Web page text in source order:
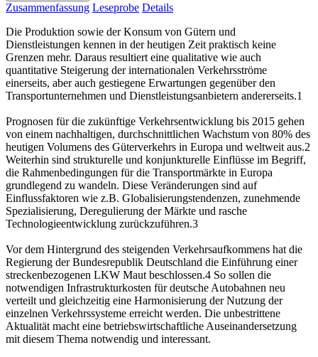
Zusammenfassung Leseprobe Details
Die Produktion sowie der Konsum von Gütern und
Dienstleistungen kennen in der heutigen Zeit praktisch keine
Grenzen mehr. Daraus resultiert eine qualitative wie auch
quantitative Steigerung der internationalen Verkehrsströme
einerseits, aber auch gestiegene Erwartungen gegenüber den
Transportunternehmen und Dienstleistungsanbietern andererseits.1
Prognosen für die zukünftige Verkehrsentwicklung bis 2015 gehen
von einem nachhaltigen, durchschnittlichen Wachstum von 80% des
heutigen Volumens des Güterverkehrs in Europa und weltweit aus.2
Weiterhin sind strukturelle und konjunkturelle Einflüsse im Begriff,
die Rahmenbedingungen für die Transportmärkte in Europa
grundlegend zu wandeln. Diese Veränderungen sind auf
Einflussfaktoren wie z.B. Globalisierungstendenzen, zunehmende
Spezialisierung, Deregulierung der Märkte und rasche
Technologieentwicklung zurückzuführen.3
Vor dem Hintergrund des steigenden Verkehrsaufkommens hat die
Regierung der Bundesrepublik Deutschland die Einführung einer
streckenbezogenen LKW Maut beschlossen.4 So sollen die
notwendigen Infrastrukturkosten für deutsche Autobahnen neu
verteilt und gleichzeitig eine Harmonisierung der Nutzung der
einzelnen Verkehrssysteme erreicht werden. Die unbestrittene
Aktualität macht eine betriebswirtschaftliche Auseinandersetzung
mit diesem Thema notwendig und interessant.